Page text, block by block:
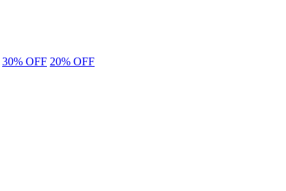
30% OFF 20% OFF